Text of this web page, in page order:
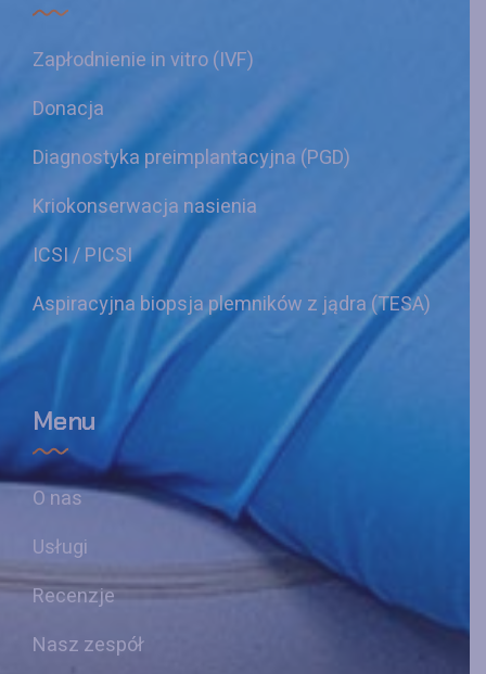
Zapłodnienie in vitro (IVF)
Donacja
Diagnostyka preimplantacyjna (PGD)
Kriokonserwacja nasienia
ICSI / PICSI
Aspiracyjna biopsja plemników z jądra (TESA)
Menu
O nas
Usługi
Recenzje
Nasz zespół